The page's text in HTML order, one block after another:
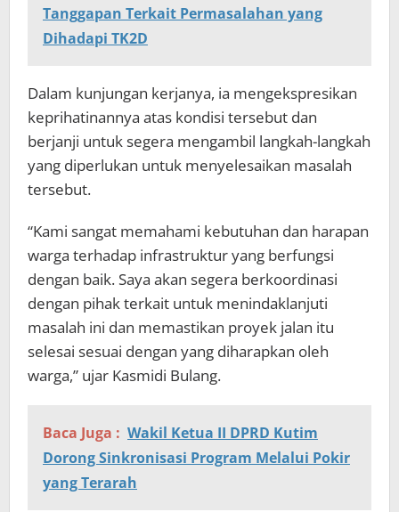
Tanggapan Terkait Permasalahan yang
Dihadapi TK2D
Dalam kunjungan kerjanya, ia mengekspresikan
keprihatinannya atas kondisi tersebut dan
berjanji untuk segera mengambil langkah-langkah
yang diperlukan untuk menyelesaikan masalah
tersebut.
“Kami sangat memahami kebutuhan dan harapan
warga terhadap infrastruktur yang berfungsi
dengan baik. Saya akan segera berkoordinasi
dengan pihak terkait untuk menindaklanjuti
masalah ini dan memastikan proyek jalan itu
selesai sesuai dengan yang diharapkan oleh
warga,” ujar Kasmidi Bulang.
Baca Juga : Wakil Ketua II DPRD Kutim
Dorong Sinkronisasi Program Melalui Pokir
yang Terarah